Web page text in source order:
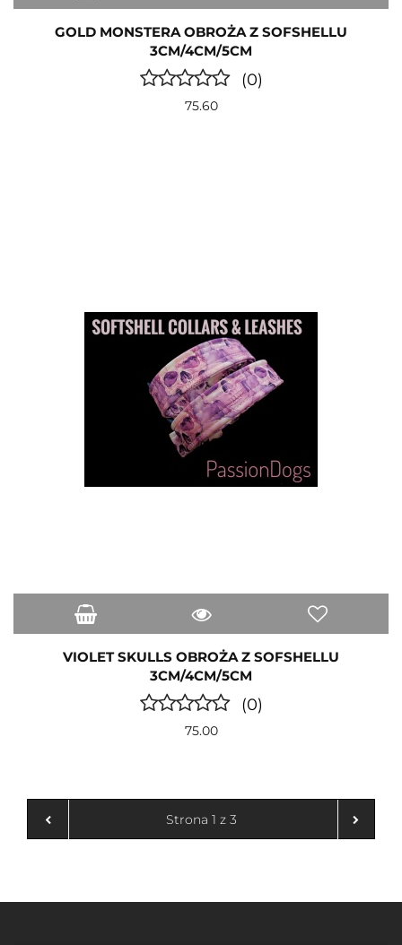
GOLD MONSTERA OBROŻA Z SOFSHELLU
3CM/4CM/5CM
(0)
75.60
VIOLET SKULLS OBROŻA Z SOFSHELLU
3CM/4CM/5CM
(0)
75.00